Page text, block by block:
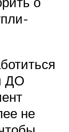
ДО
не